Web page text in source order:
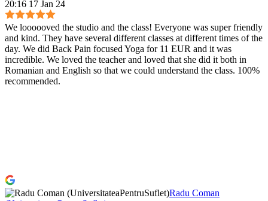
20:16 17 Jan 24
We loooooved the studio and the class! Everyone was super friendly
and kind. They have several different classes at different times of the
day. We did Back Pain focused Yoga for 11 EUR and it was
incredible. We loved the teacher and loved that she did it both in
Romanian and English so that we could understand the class. 100%
recommended.
Radu Coman